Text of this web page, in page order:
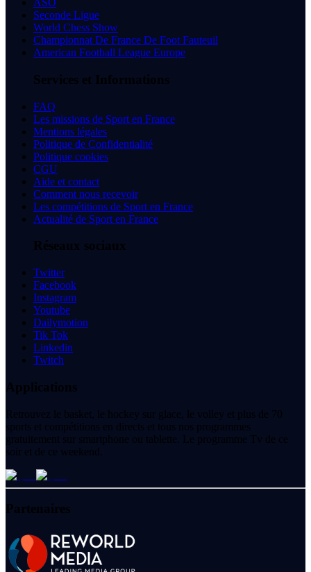
ASO
Seconde Ligue
World Chess Show
Championnat De France De Foot Fauteuil
American Football League Europe
Services et Informations
FAQ
Les missions de Sport en France
Mentions légales
Politique de Confidentialité
Politique cookies
CGU
Aide et contact
Comment nous recevoir
Les compétitions de Sport en France
Actualité de Sport en France
Réseaux sociaux
Twitter
Facebook
Instagram
Youtube
Dailymotion
Tik Tok
Linkedin
Twitch
Applications
Retrouvez le basket, le hockey sur glace, le volley et plus de 70
sports et compétitions en directs et tous nos programmes
gratuitement sur smartphone ou tablette. Le programme Tv de ce
soir et de ce weekend.
Partenaires